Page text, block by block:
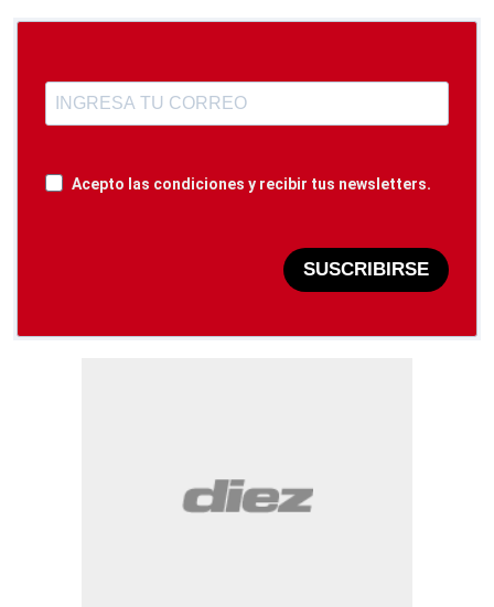
Acepto las condiciones y recibir tus newsletters.
SUSCRIBIRSE